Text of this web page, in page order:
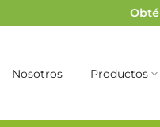
Nosotros Productos